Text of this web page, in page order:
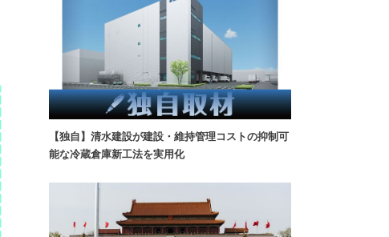
【独自】清水建設が建設・維持管理コストの抑制可
能な冷蔵倉庫新工法を実用化